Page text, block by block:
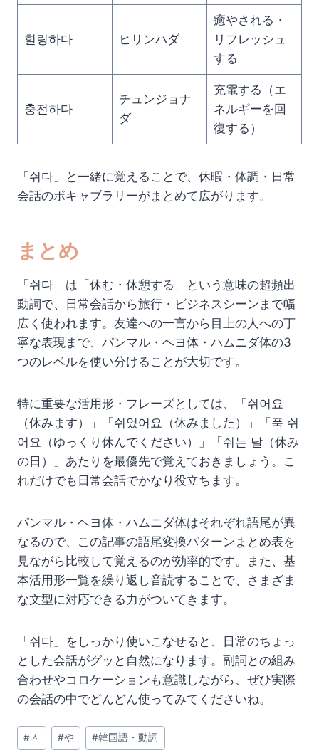
힐링하다 ヒリンハダ
癒やされる・
リフレッシュ
する
충전하다
チュンジョナ
ダ
充電する（エ
ネルギーを回
復する）
「쉬다」と一緒に覚えることで、休暇・体調・日常
会話のボキャブラリーがまとめて広がります。
まとめ
「쉬다」は「休む・休憩する」という意味の超頻出
動詞で、日常会話から旅行・ビジネスシーンまで幅
広く使われます。友達への一言から目上の人への丁
寧な表現まで、パンマル・ヘヨ体・ハムニダ体の3
つのレベルを使い分けることが大切です。
特に重要な活用形・フレーズとしては、「쉬어요
（休みます）」「쉬었어요（休みました）」「푹 쉬
어요（ゆっくり休んでください）」「쉬는 날（休み
の日）」あたりを最優先で覚えておきましょう。こ
れだけでも日常会話でかなり役立ちます。
パンマル・ヘヨ体・ハムニダ体はそれぞれ語尾が異
なるので、この記事の語尾変換パターンまとめ表を
見ながら比較して覚えるのが効率的です。また、基
本活用形一覧を繰り返し音読することで、さまざま
な文型に対応できる力がついてきます。
「쉬다」をしっかり使いこなせると、日常のちょっ
とした会話がグッと自然になります。副詞との組み
合わせやコロケーションも意識しながら、ぜひ実際
の会話の中でどんどん使ってみてくださいね。
投
稿
#ㅅ #や #韓国語・動詞